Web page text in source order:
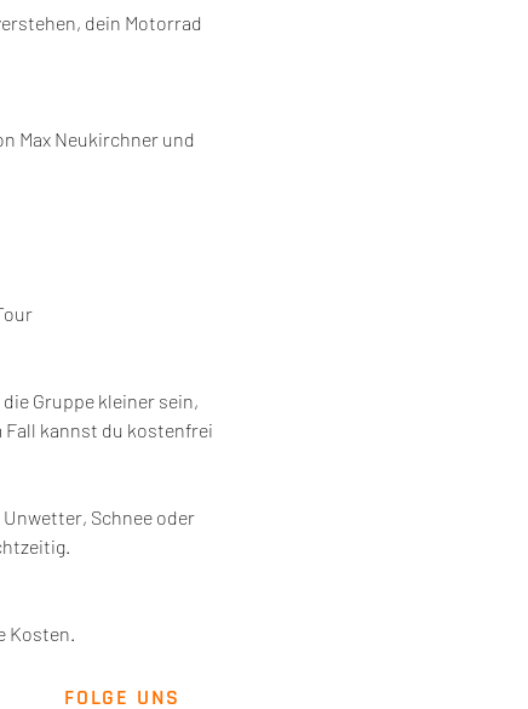
dein Motorrad
Max Neukirchner und
Gruppe kleiner sein,
Fall kannst du kostenfrei
Schnee oder
Kosten.
FOLGE UNS